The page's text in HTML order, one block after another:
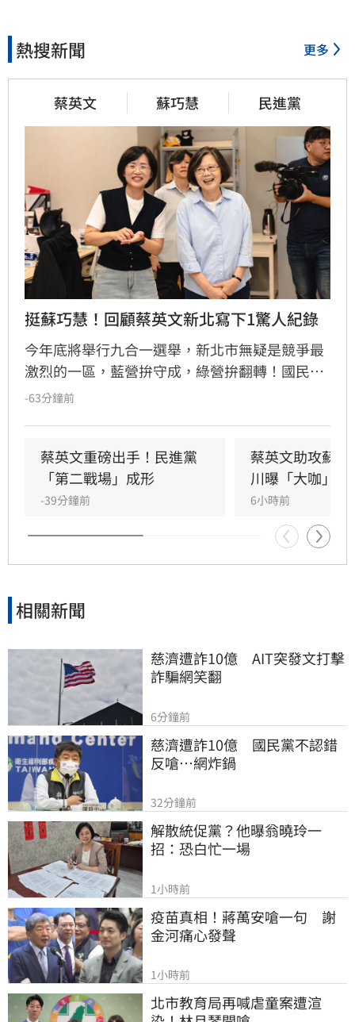
熱搜新聞 更多
蔡英文 蘇巧慧 民進黨
挺蘇巧慧！回顧蔡英文新北寫下1驚人紀錄
今年底將舉行九合一選舉，新北市無疑是競爭最
激烈的一區，藍營拚守成，綠營拚翻轉！國民黨
參選人李四川與民進黨參選人蘇巧慧民調更是呈
主委時，蔡英文一口就答應。完成兩屆總統任期
的蔡英文，除了挾帶超高人氣之外，新北更是她
的「政壇起家厝」，三度在此橫掃百萬票，有望
-63分鐘前
蔡英文重磅出手！民進黨
「第二戰場」成形
-39分鐘前
蔡英文助攻蘇
川曝「大咖」應
6小時前
相關新聞
慈濟遭詐10億　AIT突發文打擊
詐騙網笑翻
6分鐘前
慈濟遭詐10億　國民黨不認錯
反嗆⋯網炸鍋
32分鐘前
解散統促黨？他曝翁曉玲一
招：恐白忙一場
1小時前
疫苗真相！蔣萬安嗆一句　謝
金河痛心發聲
1小時前
北市教育局再喊虐童案遭渲